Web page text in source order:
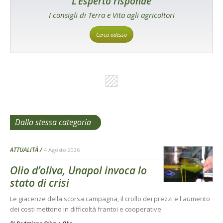
I consigli di Terra e Vita agli agricoltori
Cerca adesso
Dalla stessa categoria
ATTUALITÀ 4 Agosto 2026
Olio d’oliva, Unapol invoca lo
stato di crisi
Le giacenze della scorsa campagna, il crollo dei prezzi e l'aumento
dei costi mettono in difficoltà frantoi e cooperative